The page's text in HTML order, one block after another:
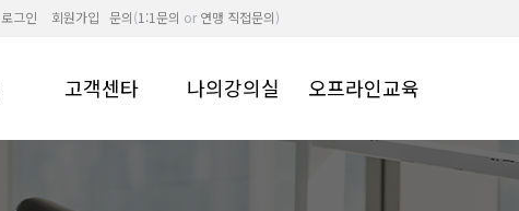
로그인 회원가입 문의(1:1문의 or연맹 직접문의)
고객센타 나의강의실 오프라인교육